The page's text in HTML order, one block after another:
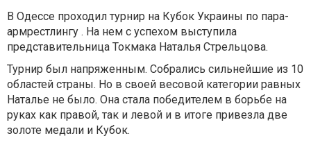
В Одессе проходил турнир на Кубок Украины по пара-
армрестлингу . На нем с успехом выступила
представительница Токмака Наталья Стрельцова.
Турнир был напряженным. Собрались сильнейшие из 10
областей страны. Но в своей весовой категории равных
Наталье не было. Она стала победителем в борьбе на
руках как правой, так и левой и в итоге привезла две
золоте медали и Кубок.